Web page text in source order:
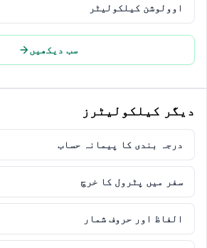
اوولوشن کیلکولیٹر
سب دیکھیں
دیگر کیلکولیٹرز
درجہ بندی کا پیمانہ حساب
سفر میں پٹرول کا خرچ
الفاظ اور حروف شمار